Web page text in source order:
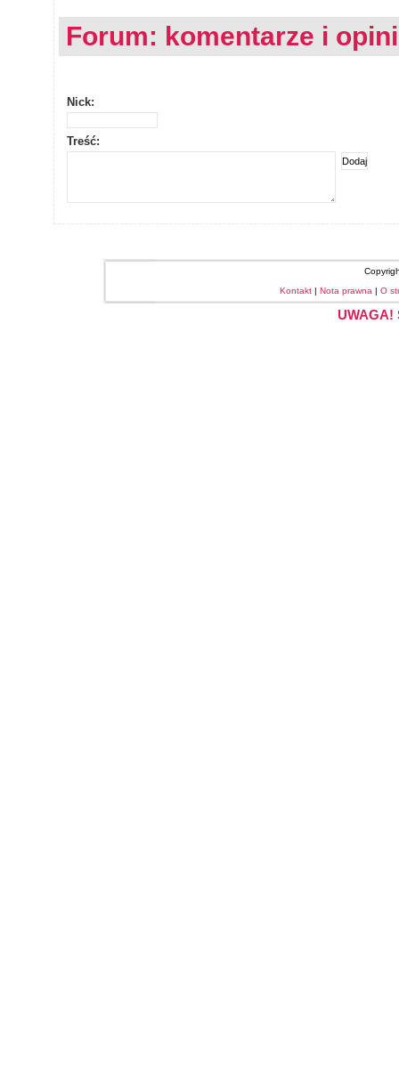
Forum: komentarze i
Nick:
Treść:
Kontakt
Nota prawna O
UWAGA!